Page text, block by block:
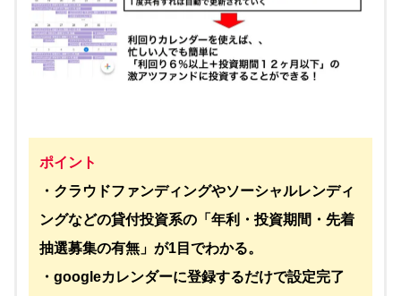
ポイント
・クラウドファンディングやソーシャルレンディ
ングなどの貸付投資系の「年利・投資期間・先着
抽選募集の有無」が1目でわかる。
・googleカレンダーに登録するだけで設定完了